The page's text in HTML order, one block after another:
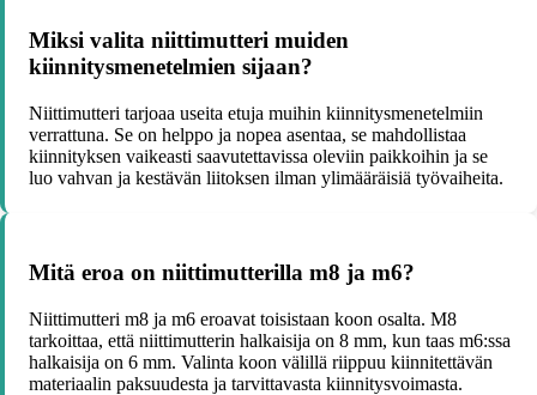
Miksi valita niittimutteri muiden
kiinnitysmenetelmien sijaan?
Niittimutteri tarjoaa useita etuja muihin kiinnitysmenetelmiin
verrattuna. Se on helppo ja nopea asentaa, se mahdollistaa
kiinnityksen vaikeasti saavutettavissa oleviin paikkoihin ja se
luo vahvan ja kestävän liitoksen ilman ylimääräisiä työvaiheita.
Mitä eroa on niittimutterilla m8 ja m6?
Niittimutteri m8 ja m6 eroavat toisistaan koon osalta. M8
tarkoittaa, että niittimutterin halkaisija on 8 mm, kun taas m6:ssa
halkaisija on 6 mm. Valinta koon välillä riippuu kiinnitettävän
materiaalin paksuudesta ja tarvittavasta kiinnitysvoimasta.